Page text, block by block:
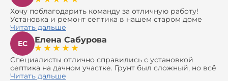
Хочу поблагодарить команду за отличную работу!
Установка и ремонт септика в нашем старом доме
оказались сложной задачей, но ребята справились на
все 100%. Всё сделали аккуратно и профессионально.
Давали полезные рекомендации, не пытались
навязать ничего лишнего, помогли с выбором и
доставкой материалов, что позволило нам
сэкономить. Выполнили монтаж и демонтаж
оборудования, заменили трубы, обновили
Читать дальше
ЕС
Елена Сабурова
Специалисты отлично справились с установкой
септика на дачном участке. Грунт был сложный, но всё
сделали быстро и аккуратно. Помогли выбрать
Читать дальше